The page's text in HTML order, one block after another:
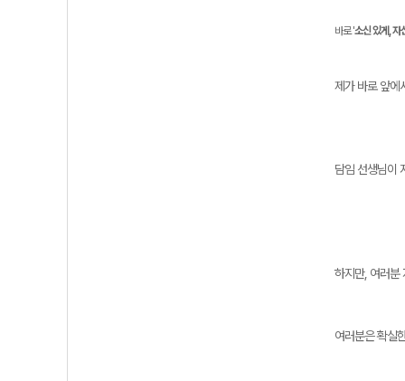
바로 '소신 있게, 자
제가 바로 앞에
담임 선생님이
하지만, 여러분
여러분은 확실